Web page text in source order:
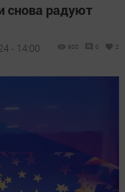
снова радуют
- 14:00 900 0 2